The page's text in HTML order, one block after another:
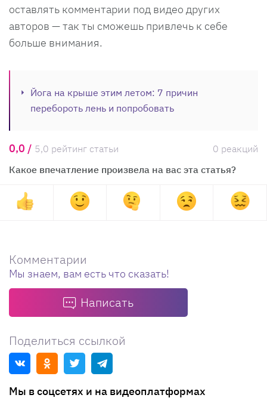
оставлять комментарии под видео других
авторов — так ты сможешь привлечь к себе
больше внимания.
Йога на крыше этим летом: 7 причин
перебороть лень и попробовать
0,0 / 5,0 рейтинг статьи
0 реакций
Какое впечатление произвела на вас эта статья?
Комментарии
Мы знаем, вам есть что сказать!
Написать
Поделиться ссылкой
Мы в соцсетях и на видеоплатформах